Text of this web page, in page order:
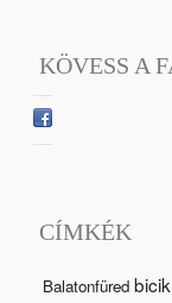
KÖVESS A
CÍMKÉK
Balatonfüred